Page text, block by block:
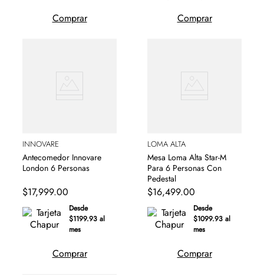
Comprar Comprar
INNOVARE
Antecomedor Innovare
London 6 Personas
$17,999.00
Desde
$1199.93 al
mes
Comprar
LOMA ALTA
Mesa Loma Alta Star-M
Para 6 Personas Con
Pedestal
$16,499.00
Desde
$1099.93 al
mes
Comprar